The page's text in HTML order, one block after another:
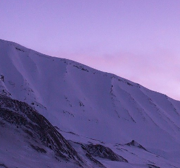
工業區借款
憑收入證明
薪資小額借款